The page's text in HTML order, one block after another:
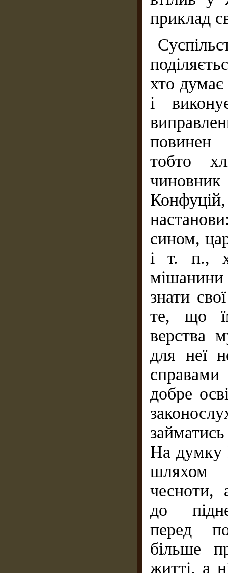
приклад
хто думає
і
повинен
тобто
сином,
і т. п.,
мішанини
знати
те, що
верства
для неї
добре
На думку
шляхом
чесноти,
до
перед
більше
житті, а